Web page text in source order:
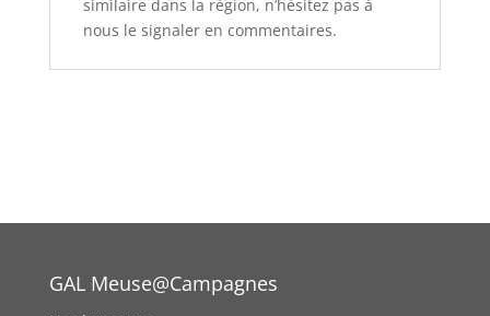
similaire dans la région, n’hésitez pas à
nous le signaler en commentaires.
GAL Meuse@Campagnes